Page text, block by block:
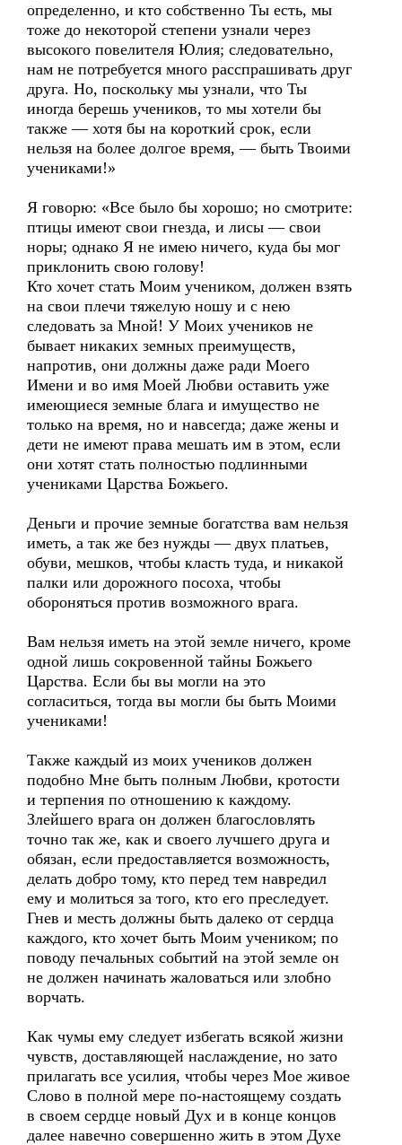
определенно, и кто собственно Ты есть, мы
тоже до некоторой степени узнали через
высокого повелителя Юлия; следовательно,
нам не потребуется много расспрашивать друг
друга. Но, поскольку мы узнали, что Ты
иногда берешь учеников, то мы хотели бы
также — хотя бы на короткий срок, если
нельзя на более долгое время, — быть Твоими
учениками!»
Я говорю: «Все было бы хорошо; но смотрите:
птицы имеют свои гнезда, и лисы — свои
норы; однако Я не имею ничего, куда бы мог
приклонить свою голову!
Кто хочет стать Моим учеником, должен взять
на свои плечи тяжелую ношу и с нею
следовать за Мной! У Моих учеников не
бывает никаких земных преимуществ,
напротив, они должны даже ради Моего
Имени и во имя Моей Любви оставить уже
имеющиеся земные блага и имущество не
только на время, но и навсегда; даже жены и
дети не имеют права мешать им в этом, если
они хотят стать полностью подлинными
учениками Царства Божьего.
Деньги и прочие земные богатства вам нельзя
иметь, а так же без нужды — двух платьев,
обуви, мешков, чтобы класть туда, и никакой
палки или дорожного посоха, чтобы
обороняться против возможного врага.
Вам нельзя иметь на этой земле ничего, кроме
одной лишь сокровенной тайны Божьего
Царства. Если бы вы могли на это
согласиться, тогда вы могли бы быть Моими
учениками!
Также каждый из моих учеников должен
подобно Мне быть полным Любви, кротости
и терпения по отношению к каждому.
Злейшего врага он должен благословлять
точно так же, как и своего лучшего друга и
обязан, если предоставляется возможность,
делать добро тому, кто перед тем навредил
ему и молиться за того, кто его преследует.
Гнев и месть должны быть далеко от сердца
каждого, кто хочет быть Моим учеником; по
поводу печальных событий на этой земле он
не должен начинать жаловаться или злобно
ворчать.
Как чумы ему следует избегать всякой жизни
чувств, доставляющей наслаждение, но зато
прилагать все усилия, чтобы через Мое живое
Слово в полной мере по-настоящему создать
в своем сердце новый Дух и в конце концов
далее навечно совершенно жить в этом Духе